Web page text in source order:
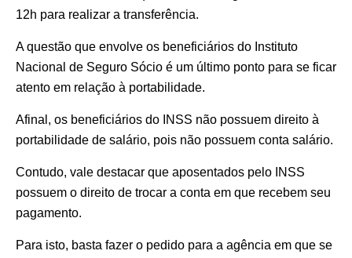
12h para realizar a transferência.
A questão que envolve os beneficiários do Instituto
Nacional de Seguro Sócio é um último ponto para se ficar
atento em relação à portabilidade.
Afinal, os beneficiários do INSS não possuem direito à
portabilidade de salário, pois não possuem conta salário.
Contudo, vale destacar que aposentados pelo INSS
possuem o direito de trocar a conta em que recebem seu
pagamento.
Para isto, basta fazer o pedido para a agência em que se